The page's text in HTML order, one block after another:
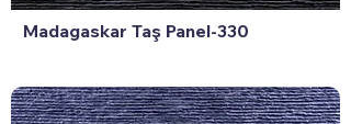
Madagaskar Taş Panel-330